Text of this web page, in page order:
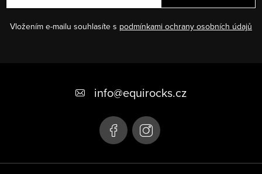
Vložením e-mailu souhlasíte s podmínkami ochrany osobních údajů
í
info@equirocks.cz